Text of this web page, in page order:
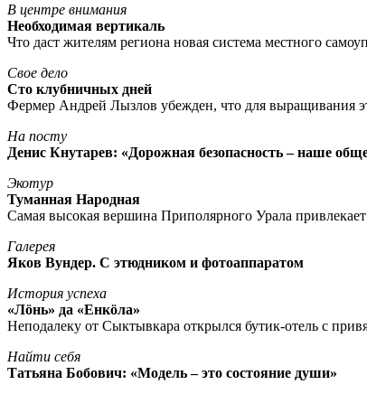
В центре внимания
Необходимая вертикаль
Что даст жителям региона новая система местного
Свое дело
Сто клубничных дней
Фермер Андрей Лызлов убежден, что для выращивания
На посту
Денис Кнутарев: «Дорожная безопасность – наше
Экотур
Туманная Народная
Самая высокая вершина Приполярного Урала
Галерея
Яков Вундер. С этюдником и фотоаппаратом
История успеха
«Лöнь» да «Енкöла»
Неподалеку от Сыктывкара открылся бутик-отель с
Найти себя
Татьяна Бобович: «Модель – это состояние души»